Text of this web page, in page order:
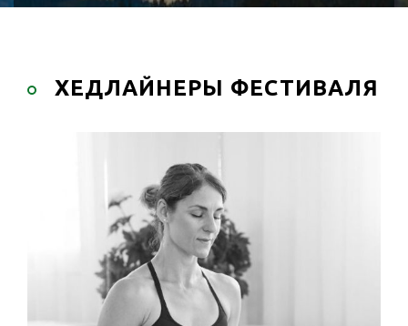
ХЕДЛАЙНЕРЫ ФЕСТИВАЛЯ